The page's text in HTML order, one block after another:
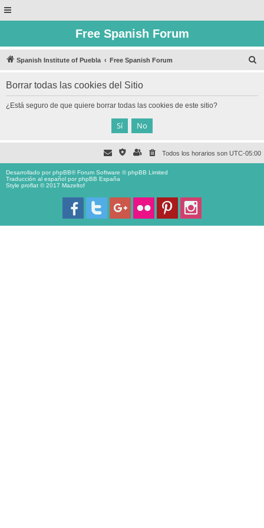
Free Spanish Forum
Spanish Institute of Puebla Free Spanish Forum
Borrar todas las cookies del Sitio
¿Está seguro de que quiere borrar todas las cookies de este sitio?
Todos los horarios son UTC-05:00
Desarrollado porphpBB® Forum Software © phpBB Limited
Traducción al español porphpBB España
Style proflat © 2017 Mazeltof